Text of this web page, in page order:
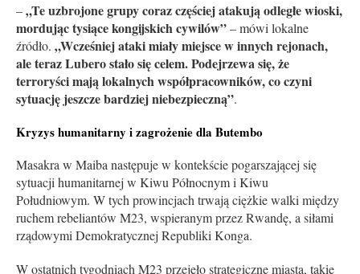
–„Te uzbrojone grupy coraz częściej atakują odległe wioski,
mordując tysiące kongijskich cywilów”– mówi lokalne
źródło. „Wcześniej ataki miały miejsce w innych rejonach,
ale teraz Lubero stało się celem. Podejrzewa się, że
terroryści mają lokalnych współpracowników, co czyni
sytuację jeszcze bardziej niebezpieczną”.
Kryzys humanitarny i zagrożenie dla Butembo
Masakra w Maiba następuje w kontekście pogarszającej się
sytuacji humanitarnej w Kiwu Północnym i Kiwu
Południowym. W tych prowincjach trwają ciężkie walki między
ruchem rebeliantów M23, wspieranym przez Rwandę, a siłami
rządowymi Demokratycznej Republiki Konga.
W ostatnich tygodniach M23 przejęło strategiczne miasta, takie